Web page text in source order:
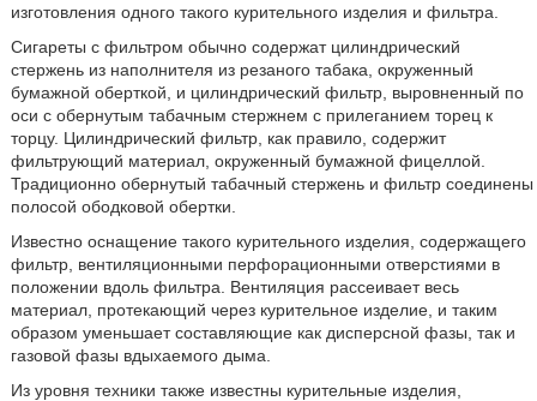
изготовления одного такого курительного изделия и фильтра.
Сигареты с фильтром обычно содержат цилиндрический
стержень из наполнителя из резаного табака, окруженный
бумажной оберткой, и цилиндрический фильтр, выровненный по
оси с обернутым табачным стержнем с прилеганием торец к
торцу. Цилиндрический фильтр, как правило, содержит
фильтрующий материал, окруженный бумажной фицеллой.
Традиционно обернутый табачный стержень и фильтр соединены
полосой ободковой обертки.
Известно оснащение такого курительного изделия, содержащего
фильтр, вентиляционными перфорационными отверстиями в
положении вдоль фильтра. Вентиляция рассеивает весь
материал, протекающий через курительное изделие, и таким
образом уменьшает составляющие как дисперсной фазы, так и
газовой фазы вдыхаемого дыма.
Из уровня техники также известны курительные изделия,